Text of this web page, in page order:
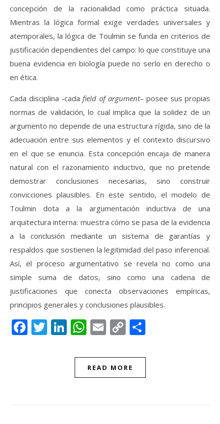
concepción de la racionalidad como práctica situada.
Mientras la lógica formal exige verdades universales y
atemporales, la lógica de Toulmin se funda en criterios de
justificación dependientes del campo: lo que constituye una
buena evidencia en biología puede no serlo en derecho o
en ética.
Cada disciplina -cadafield of argument– posee sus propias
normas de validación, lo cual implica que la solidez de un
argumento no depende de una estructura rígida, sino de la
adecuación entre sus elementos y el contexto discursivo
en el que se enuncia. Esta concepción encaja de manera
natural con el razonamiento inductivo, que no pretende
demostrar conclusiones necesarias, sino construir
convicciones plausibles. En este sentido, el modelo de
Toulmin dota a la argumentación inductiva de una
arquitectura interna: muestra cómo se pasa de la evidencia
a la conclusión mediante un sistema de garantías y
respaldos que sostienen la legitimidad del paso inferencial.
Así, el proceso argumentativo se revela no como una
simple suma de datos, sino como una cadena de
justificaciones que conecta observaciones empíricas,
principios generales y conclusiones plausibles.
Facebook
Twitter
LinkedIn
WhatsApp
Email
Copy
READ MORE